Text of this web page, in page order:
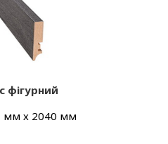
фігурний
мм х 2040 мм